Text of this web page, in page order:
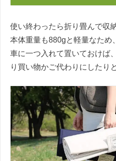
使い終わったら折り畳んで収
本体重量も880gと軽量なため
車に一つ入れて置いておけば
り買い物かご代わりにしたり